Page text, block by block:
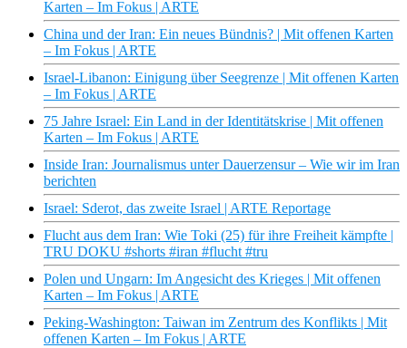
Karten – Im Fokus | ARTE
China und der Iran: Ein neues Bündnis? | Mit offenen Karten
– Im Fokus | ARTE
Israel-Libanon: Einigung über Seegrenze | Mit offenen Karten
– Im Fokus | ARTE
75 Jahre Israel: Ein Land in der Identitätskrise | Mit offenen
Karten – Im Fokus | ARTE
Inside Iran: Journalismus unter Dauerzensur – Wie wir im Iran
berichten
Israel: Sderot, das zweite Israel | ARTE Reportage
Flucht aus dem Iran: Wie Toki (25) für ihre Freiheit kämpfte |
TRU DOKU #shorts #iran #flucht #tru
Polen und Ungarn: Im Angesicht des Krieges | Mit offenen
Karten – Im Fokus | ARTE
Peking-Washington: Taiwan im Zentrum des Konflikts | Mit
offenen Karten – Im Fokus | ARTE